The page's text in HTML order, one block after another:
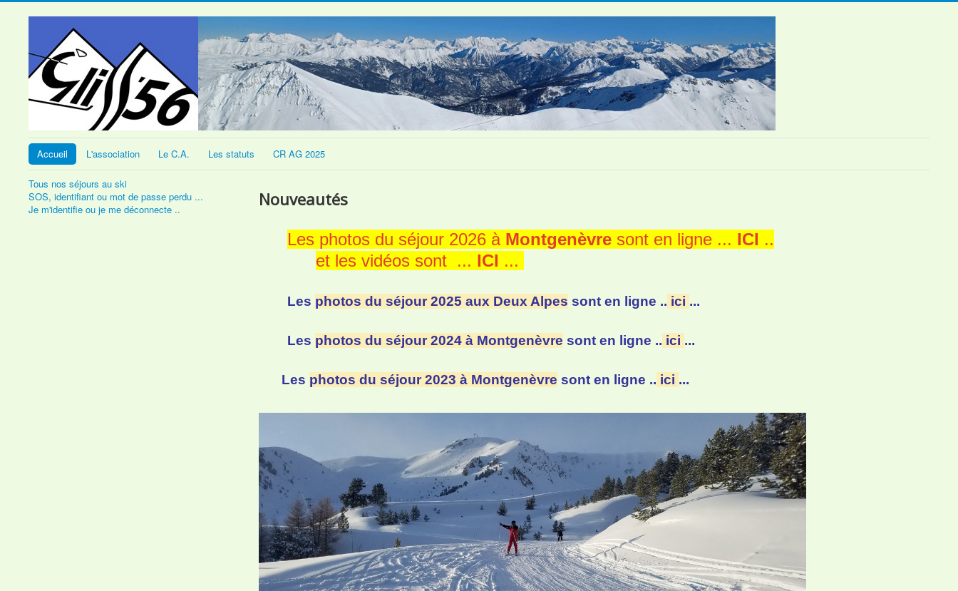
Accueil L'association Le C.A. Les statuts CR AG 2025
Tous nos séjours au ski
SOS, identifiant ou mot de passe perdu ...
Je m'identifie ou je me déconnecte ..
Nouveautés
Les photos du séjour 2026 àMontgenèvresont en ligne ... ICI ..
et les vidéos sont ... ICI ...
Les photos du séjour 2025 aux Deux Alpes sont en ligne .. ici ...
Les photos du séjour 2024 à Montgenèvre sont en ligne .. ici ...
Les photos du séjour 2023 à Montgenèvre sont en ligne .. ici ...